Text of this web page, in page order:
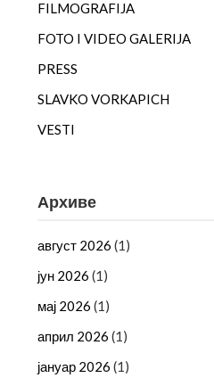
FILMOGRAFIJA
FOTO I VIDEO GALERIJA
PRESS
SLAVKO VORKAPICH
VESTI
Архиве
август 2026 (1)
јун 2026 (1)
мај 2026 (1)
април 2026 (1)
јануар 2026 (1)